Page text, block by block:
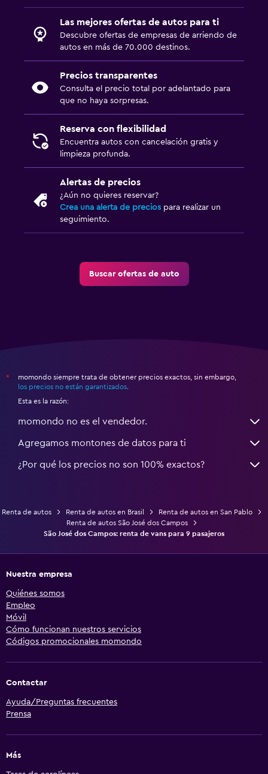
Las mejores ofertas de autos para ti
Descubre ofertas de empresas de arriendo de
autos en más de 70.000 destinos.
Precios transparentes
Consulta el precio total por adelantado para
que no haya sorpresas.
Reserva con flexibilidad
Encuentra autos con cancelación gratis y
limpieza profunda.
Alertas de precios
¿Aún no quieres reservar?
Crea una alerta de precios para realizar un
seguimiento.
Buscar ofertas de auto
*
momondo siempre trata de obtener precios exactos, sin embargo,
los precios no están garantizados.
Esta es la razón:
momondo no es el vendedor.
Agregamos montones de datos para ti
¿Por qué los precios no son 100% exactos?
Renta de autos Renta de autos en Brasil
Renta de autos en San Pablo
Renta de autos São José dos Campos
São José dos Campos: renta de vans para 9 pasajeros
Nuestra empresa
Quiénes somos
Empleo
Móvil
Cómo funcionan nuestros servicios
Códigos promocionales momondo
Contactar
Ayuda/Preguntas frecuentes
Prensa
Más